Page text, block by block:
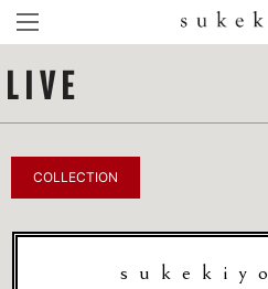
LIVE
COLLECTION
sukekiyo